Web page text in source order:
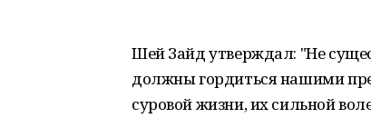
Шей Зайд утверждал: "Не
должны гордиться нашими
суровой жизни, их сильной